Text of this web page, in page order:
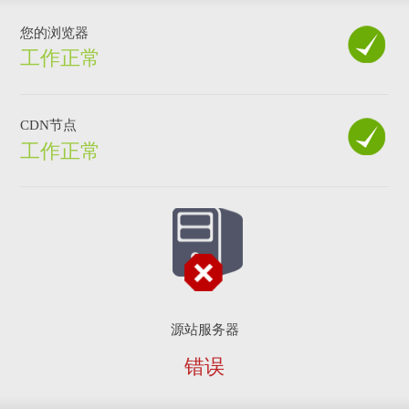
您的浏览器
工作正常
CDN节点
工作正常
源站服务器
错误